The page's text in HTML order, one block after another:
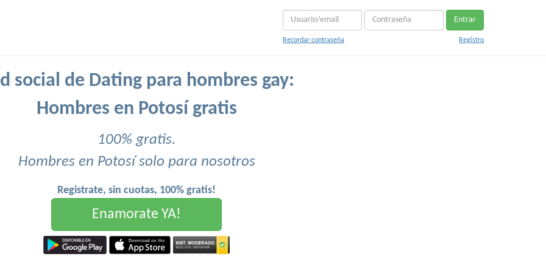
Entrar
Recordar contraseña Registro
social de Dating para hombres gay:
Hombres en Potosí gratis
100% gratis.
Hombres en Potosí solo para nosotros
Registrate, sin cuotas, 100% gratis!
Enamorate YA!